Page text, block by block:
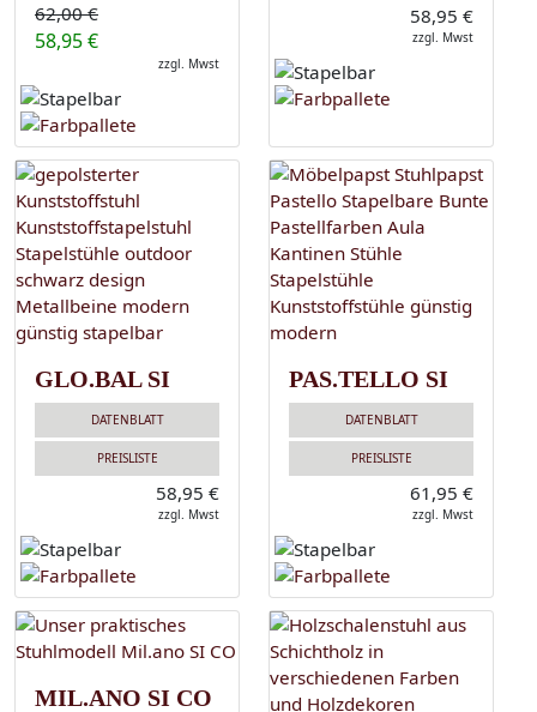
62,00 €
58,95 €
zzgl. Mwst
58,95 €
zzgl. Mwst
GLO.BAL SI
DATENBLATT
PREISLISTE
58,95 €
zzgl. Mwst
PAS.TELLO SI
DATENBLATT
PREISLISTE
61,95 €
zzgl. Mwst
MIL.ANO SI CO